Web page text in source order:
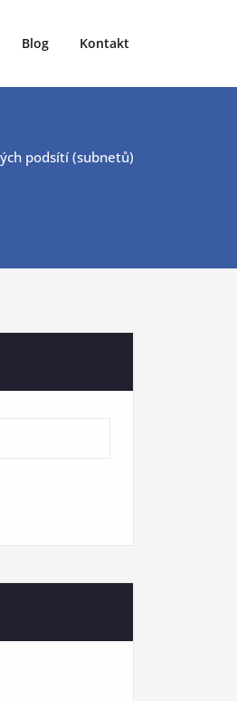
Blog Kontakt
podsítí (subnetů)